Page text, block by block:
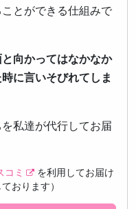
とができる仕組みで
向かってはなかなか
に言いそびれてしま
私達が代行してお届
コミ
を利用してお届け
おります）